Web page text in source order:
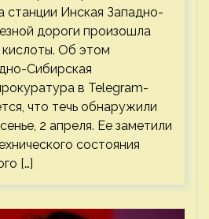
станции Инская Западно-
дороги произошла
кислоты. Об этом
Сибирская
в Telegram-
что течь обнаружили
2 апреля. Ее заметили
состояния
[…]